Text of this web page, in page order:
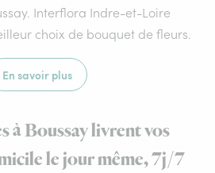
Interflora Indre-et-Loire
choix de bouquet de fleurs.
En savoir plus
à Boussay livrent vos
le jour même, 7j/7